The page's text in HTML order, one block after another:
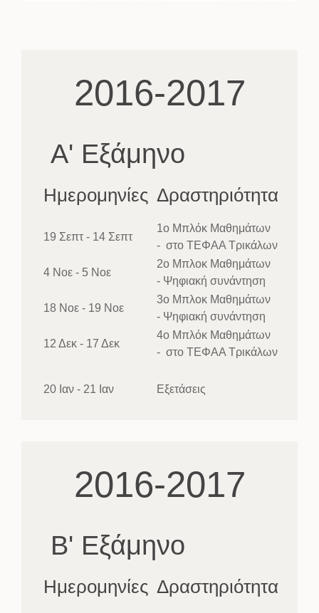
2016-2017
Α' Εξάμηνο
Ημερομηνίες Δραστηριότητα
19 Σεπτ - 14 Σεπτ
1ο Μπλόκ Μαθημάτων
- στο ΤΕΦΑΑ Τρικάλων
4 Νοε - 5 Νοε
2ο Μπλοκ Μαθημάτων
- Ψηφιακή συνάντηση
18 Νοε - 19 Νοε
3ο Μπλοκ Μαθημάτων
- Ψηφιακή συνάντηση
12 Δεκ - 17 Δεκ
4ο Μπλόκ Μαθημάτων
- στο ΤΕΦΑΑ Τρικάλων
20 Ιαν - 21 Ιαν Εξετάσεις
2016-2017
Β' Εξάμηνο
Ημερομηνίες Δραστηριότητα